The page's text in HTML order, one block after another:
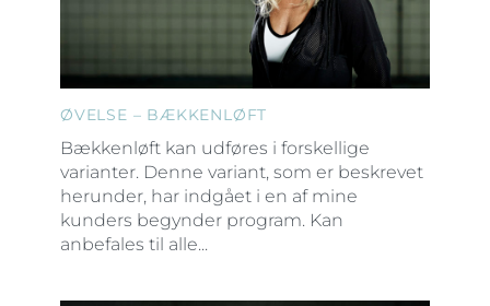
ØVELSE – BÆKKENLØFT
Bækkenløft kan udføres i forskellige
varianter. Denne variant, som er beskrevet
herunder, har indgået i en af mine
kunders begynder program. Kan
anbefales til alle...